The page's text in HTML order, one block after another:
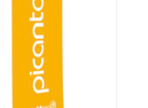
the
product
page